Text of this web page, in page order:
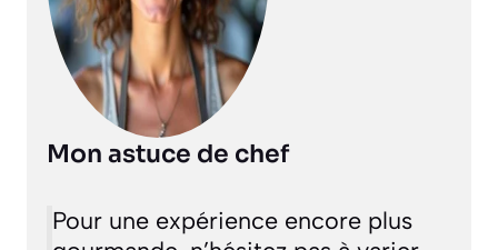
Mon astuce de chef
Pour une expérience encore plus